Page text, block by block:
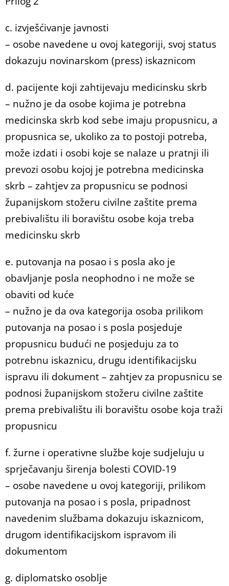
c. izvješćivanje javnosti
– osobe navedene u ovoj kategoriji, svoj status
dokazuju novinarskom (press) iskaznicom
d. pacijente koji zahtijevaju medicinsku skrb
– nužno je da osobe kojima je potrebna
medicinska skrb kod sebe imaju propusnicu, a
propusnica se, ukoliko za to postoji potreba,
može izdati i osobi koje se nalaze u pratnji ili
prevozi osobu kojoj je potrebna medicinska
skrb – zahtjev za propusnicu se podnosi
županijskom stožeru civilne zaštite prema
prebivalištu ili boravištu osobe koja treba
medicinsku skrb
e. putovanja na posao i s posla ako je
obavljanje posla neophodno i ne može se
obaviti od kuće
– nužno je da ova kategorija osoba prilikom
putovanja na posao i s posla posjeduje
propusnicu budući ne posjeduju za to
potrebnu iskaznicu, drugu identifikacijsku
ispravu ili dokument – zahtjev za propusnicu se
podnosi županijskom stožeru civilne zaštite
prema prebivalištu ili boravištu osobe koja traži
propusnicu
f. žurne i operativne službe koje sudjeluju u
sprječavanju širenja bolesti COVID-19
– osobe navedene u ovoj kategoriji, prilikom
putovanja na posao i s posla, pripadnost
navedenim službama dokazuju iskaznicom,
drugom identifikacijskom ispravom ili
dokumentom
g. diplomatsko osoblje